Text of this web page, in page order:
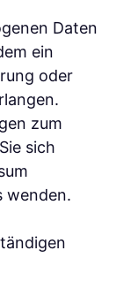
Daten
ein
oder
zum
sich
wenden.